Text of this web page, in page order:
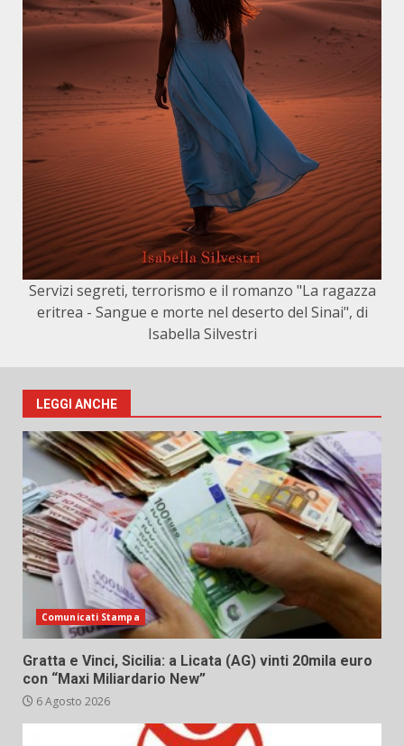
Servizi segreti, terrorismo e il romanzo "La ragazza
eritrea - Sangue e morte nel deserto del Sinai", di
Isabella Silvestri
LEGGI ANCHE
Comunicati Stampa
Gratta e Vinci, Sicilia: a Licata (AG) vinti 20mila euro
con “Maxi Miliardario New”
6 Agosto 2026